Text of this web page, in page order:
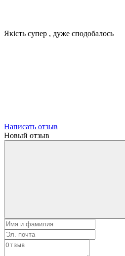
Якість супер , дуже сподобалось
Написать отзыв
Новый отзыв